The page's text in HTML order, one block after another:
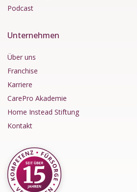
Podcast
Unternehmen
Über uns
Franchise
Karriere
CarePro Akademie
Home Instead Stiftung
Kontakt